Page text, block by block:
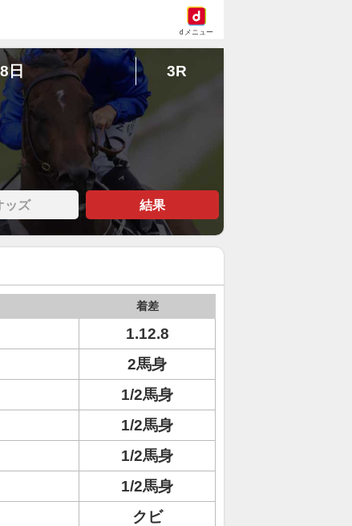
dメニュー
日 3R
ッズ 結果
着差
1.12.8
2馬身
1/2馬身
1/2馬身
1/2馬身
1/2馬身
クビ